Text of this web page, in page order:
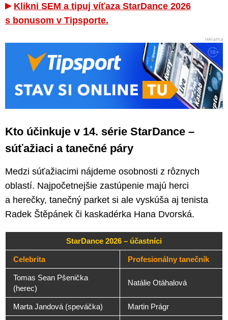
Klikni SEM a tipuj víťaza StarDance 2026
s bonusom v Tipsporte.
Kto účinkuje v 14. série StarDance –
súťažiaci a tanečné páry
Medzi súťažiacimi nájdeme osobnosti z rôznych
oblastí. Najpočetnejšie zastúpenie majú herci
a herečky, tanečný parket si ale vyskúša aj tenista
Radek Štěpánek či kaskadérka Hana Dvorská.
StarDance 2026 – účastníci
Celebrita Profesionálny tanečník
Tomas Sean Pšenička
(herec)
Natálie Otáhalová
Marta Jandová (speváčka) Martin Prágr